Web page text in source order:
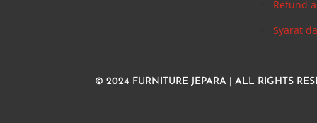
Refund
Syarat
© 2024 FURNITURE JEPARA | ALL RIGHTS